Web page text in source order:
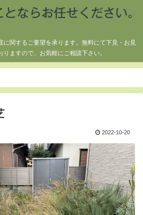
に関するご要望を承ります。無料にて下見・お見
りますので、お気軽にご相談下さい。
2022-10-20